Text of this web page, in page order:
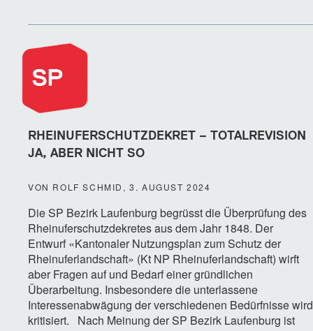
RHEINUFERSCHUTZDEKRET – TOTALREVISION
JA, ABER NICHT SO
VON ROLF SCHMID, 3. AUGUST 2024
Die SP Bezirk Laufenburg begrüsst die Überprüfung des
Rheinuferschutzdekretes aus dem Jahr 1848. Der
Entwurf «Kantonaler Nutzungsplan zum Schutz der
Rheinuferlandschaft» (Kt NP Rheinuferlandschaft) wirft
aber Fragen auf und Bedarf einer gründlichen
Überarbeitung. Insbesondere die unterlassene
Interessenabwägung der verschiedenen Bedürfnisse wird
kritisiert. Nach Meinung der SP Bezirk Laufenburg ist